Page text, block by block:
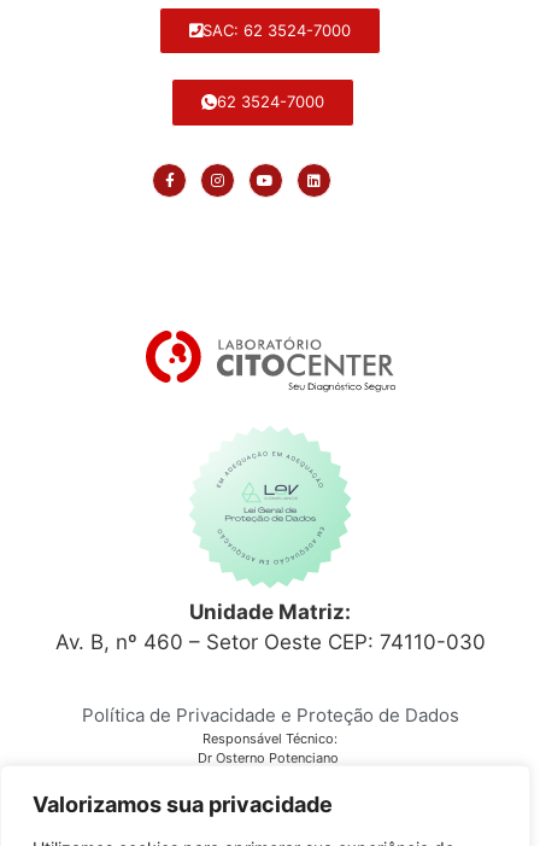
Valorizamos sua privacidade
SAC: 62 3524-7000
62 3524-7000
Unidade Matriz:
Av. B, nº 460 – Setor Oeste CEP: 74110-030
Política de Privacidade e Proteção de Dados
Responsável Técnico:
Dr Osterno Potenciano
Laboratório Citocenter
CNPJ 03.810.678/0001-28